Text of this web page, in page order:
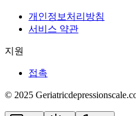
개인정보처리방침
서비스 약관
지원
접촉
© 2025